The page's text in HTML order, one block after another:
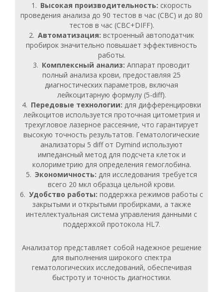
Высокая производительность: скорость
проведения анализа до 90 тестов в час (CBC) и до 80
тестов в час (CBC+DIFF).
Автоматизация: встроенный автоподатчик
пробирок значительно повышает эффективность
работы.
Комплексный анализ: Аппарат проводит
полный анализа крови, предоставляя 25
диагностических параметров, включая
лейкоцитарную формулу (5-diff).
Передовые технологии: для дифференцировки
лейкоцитов используется проточная цитометрия и
трехугловое лазерное рассеяние, что гарантирует
высокую точность результатов. Гематологические
анализаторы 5 diff от Dymind используют
импедансный метод для подсчета клеток и
колориметрию для определения гемоглобина.
Экономичность: для исследования требуется
всего 20 мкл образца цельной крови.
Удобство работы: поддержка режимов работы с
закрытыми и открытыми пробирками, а также
интеллектуальная система управления данными с
поддержкой протокола HL7.
Анализатор представляет собой надежное решение
для выполнения широкого спектра
гематологических исследований, обеспечивая
быстроту и точность диагностики.